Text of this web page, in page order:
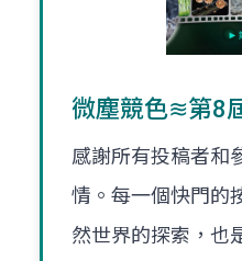
微塵競色≋第8
感謝所有投稿者和
情。每一個快門的
然世界的探索，也